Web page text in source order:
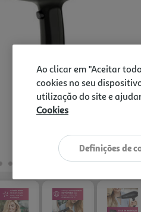
Ao clicar em "Aceitar
cookies no seu
utilização do site e
Cookies
Definições de